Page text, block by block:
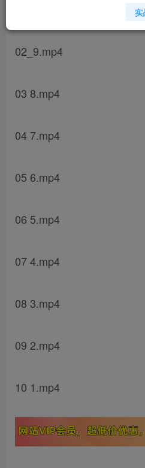
01 2024抖音违禁词及违
02_9.mp4
03 8.mp4
04 7.mp4
05 6.mp4
06 5.mp4
07 4.mp4
08 3.mp4
09 2.mp4
10 1.mp4
实